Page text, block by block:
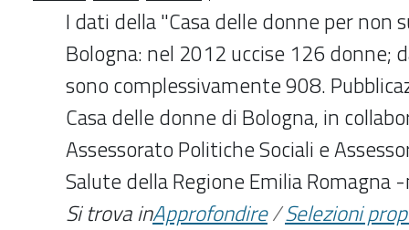
I dati della "Casa delle donne per non
Bologna: nel 2012 uccise 126 donne;
sono complessivamente 908.
Casa delle donne di Bologna, in
Assessorato Politiche Sociali e
Salute della Regione Emilia Romagna
Si trova inApprofondire/Selezioni